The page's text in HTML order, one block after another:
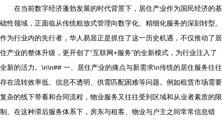
在当前数字经济蓬勃发展的时代背景下，居住产业作为国民经济的基
础性领域，正面临从传统粗放式管理向数字化、精细化服务的深刻转型。
作为行业内的先行者，华人易居正是抓住了这一历史机遇，不仅推动了居
住产业的整体升级，更开创了“互联网+服务”的全新模式，为行业注入了
全新的活力。\n\n## 一、居住产业的痛点与新需求\n传统的居住服务往往
存在流转效率低、信息不透明、供需匹配困难等问题。例如租赁市场需要
复杂的线下带看和合同流程，物业服务又往往受到区域和从业者素质的限
制。在这种滞后服务体系下，房东与租客、物业与户主之间常常信息错